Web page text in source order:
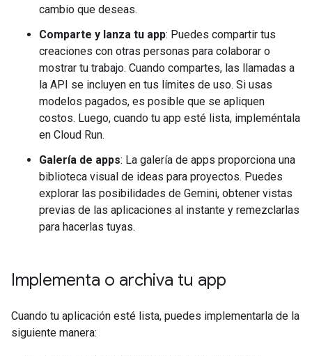
cambio que deseas.
Comparte y lanza tu app: Puedes compartir tus
creaciones con otras personas para colaborar o
mostrar tu trabajo. Cuando compartes, las llamadas a
la API se incluyen en tus límites de uso. Si usas
modelos pagados, es posible que se apliquen
costos. Luego, cuando tu app esté lista, impleméntala
en Cloud Run.
Galería de apps: La galería de apps proporciona una
biblioteca visual de ideas para proyectos. Puedes
explorar las posibilidades de Gemini, obtener vistas
previas de las aplicaciones al instante y remezclarlas
para hacerlas tuyas.
Implementa o archiva tu app
Cuando tu aplicación esté lista, puedes implementarla de la
siguiente manera: